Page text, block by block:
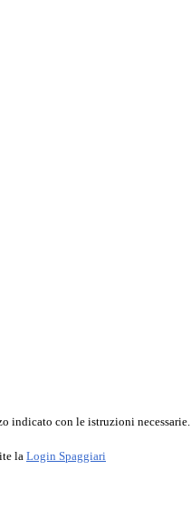
indicato con le istruzioni necessarie.
la Login Spaggiari